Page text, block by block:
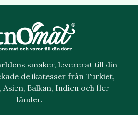
smaker, levererat till din
delikatesser från Turkiet,
Balkan, Indien och fler
länder.